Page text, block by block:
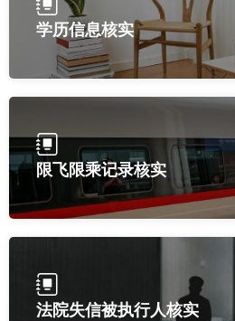
学历信息核实
限飞限乘记录核实
法院失信被执行人核实